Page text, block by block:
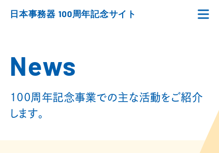
日本事務器 100周年記念サイト
News
100周年記念事業での主な活動をご紹介
します。